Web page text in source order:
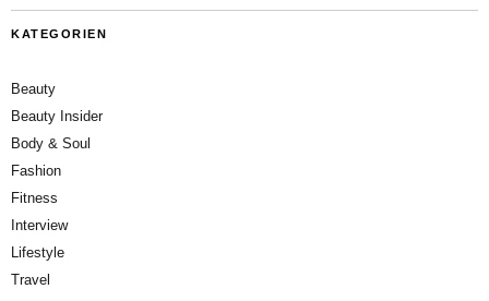
KATEGORIEN
Beauty
Beauty Insider
Body & Soul
Fashion
Fitness
Interview
Lifestyle
Travel